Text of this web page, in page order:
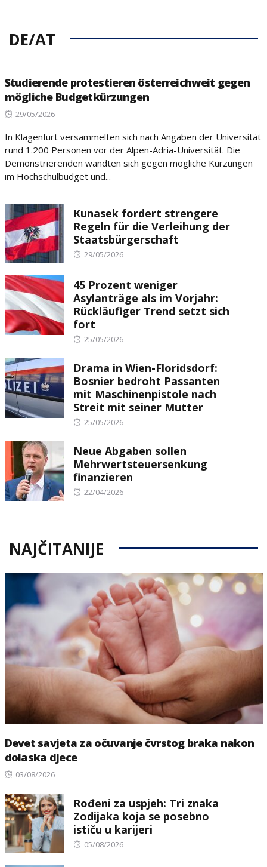
DE/AT
Studierende protestieren österreichweit gegen
mögliche Budgetkürzungen
Posted
29/05/2026
In Klagenfurt versammelten sich nach Angaben der Universität
rund 1.200 Personen vor der Alpen-Adria-Universität. Die
Demonstrierenden wandten sich gegen mögliche Kürzungen
im Hochschulbudget und...
Kunasek fordert strengere
Regeln für die Verleihung der
Staatsbürgerschaft
Posted
29/05/2026
45 Prozent weniger
Asylanträge als im Vorjahr:
Rückläufiger Trend setzt sich
fort
Posted
25/05/2026
Drama in Wien-Floridsdorf:
Bosnier bedroht Passanten
mit Maschinenpistole nach
Streit mit seiner Mutter
Posted
25/05/2026
Neue Abgaben sollen
Mehrwertsteuersenkung
finanzieren
Posted
22/04/2026
NAJČITANIJE
Devet savjeta za očuvanje čvrstog braka nakon
dolaska djece
Posted
03/08/2026
Rođeni za uspjeh: Tri znaka
Zodijaka koja se posebno
ističu u karijeri
Posted
05/08/2026